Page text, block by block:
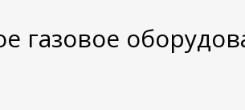
газовое